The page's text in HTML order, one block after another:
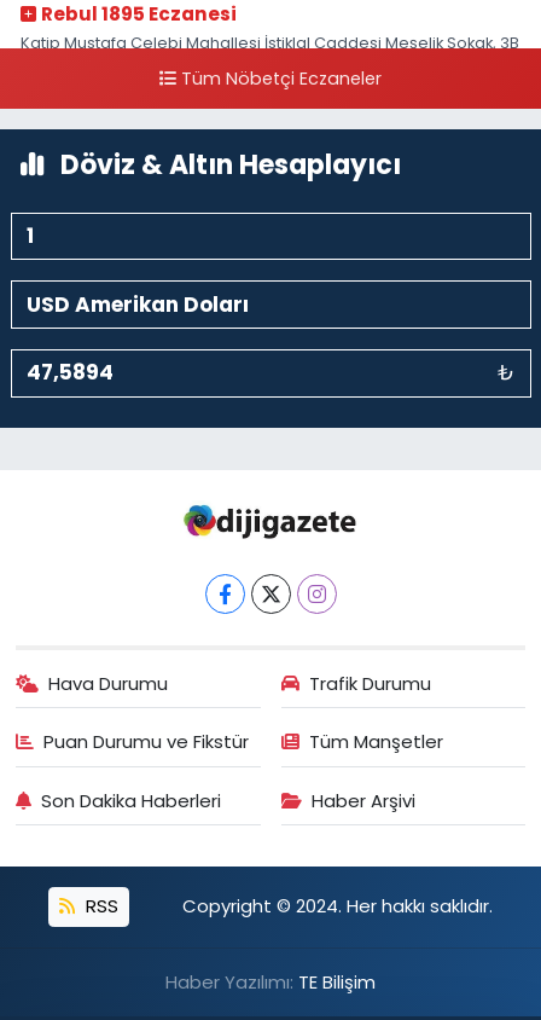
Rebul 1895 Eczanesi
Katip Mustafa Çelebi Mahallesi İstiklal Caddesi Meşelik Sokak, 3B
Tüm Nöbetçi Eczaneler
Döviz & Altın Hesaplayıcı
₺
Hava Durumu Trafik Durumu
Puan Durumu ve Fikstür Tüm Manşetler
Son Dakika Haberleri Haber Arşivi
RSS Copyright © 2024. Her hakkı saklıdır.
Haber Yazılımı: TE Bilişim